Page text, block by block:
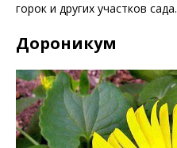
горок и других участков сада.
Дороникум